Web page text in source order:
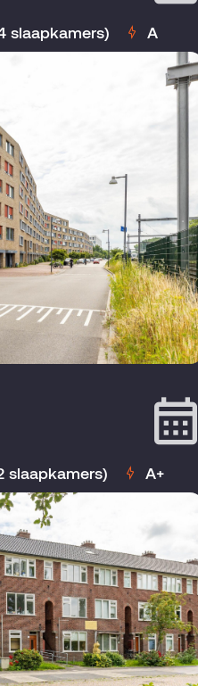
slaapkamers) A
slaapkamers) A+